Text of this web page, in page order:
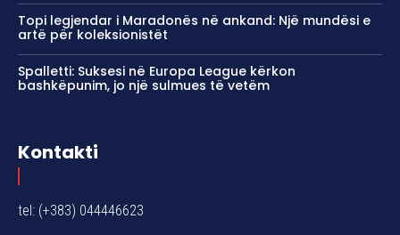
Topi legjendar i Maradonës në ankand: Një mundësi e
artë për koleksionistët
Spalletti: Suksesi në Europa League kërkon
bashkëpunim, jo një sulmues të vetëm
Kontakti
tel: (+383) 044446623